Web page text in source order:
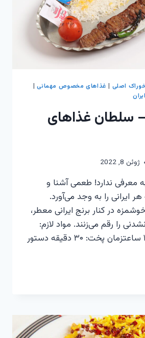
اصلی | غذاهای مخصوص مهمانی|
سلطان غذاهای
ژوئن 8, 2022
معرفی ندارد! طعمی آشنا و
ایرانی را به وجد می‌آورد.
در کنار برنج ایرانی معطر،
را رقم می‌زنند. مواد لازم:
زمان آماده‌سازی: ۱ ساعتزمان پخت: ۳۰ دقیقه دستور